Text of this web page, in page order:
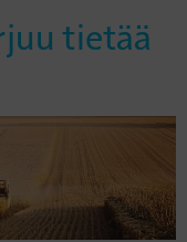
tietää